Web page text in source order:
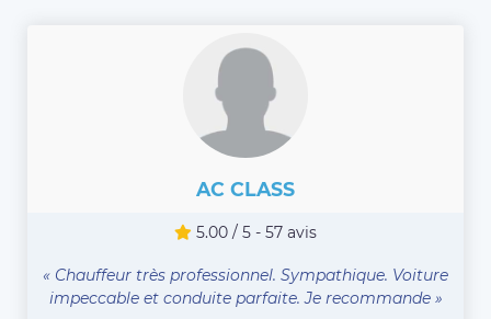
AC CLASS
5.00 / 5 - 57 avis
« Chauffeur très professionnel. Sympathique. Voiture
impeccable et conduite parfaite. Je recommande »